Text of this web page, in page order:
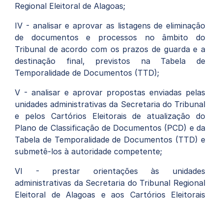
Regional Eleitoral de Alagoas;
IV - analisar e aprovar as listagens de eliminação
de documentos e processos no âmbito do
Tribunal de acordo com os prazos de guarda e a
destinação final, previstos na Tabela de
Temporalidade de Documentos (TTD);
V - analisar e aprovar propostas enviadas pelas
unidades administrativas da Secretaria do Tribunal
e pelos Cartórios Eleitorais de atualização do
Plano de Classificação de Documentos (PCD) e da
Tabela de Temporalidade de Documentos (TTD) e
submetê-los à autoridade competente;
VI - prestar orientações às unidades
administrativas da Secretaria do Tribunal Regional
Eleitoral de Alagoas e aos Cartórios Eleitorais